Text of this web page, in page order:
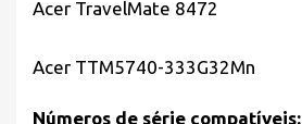
Acer TravelMate 8472
Acer TTM5740-333G32Mn
Números de série compatíveis: